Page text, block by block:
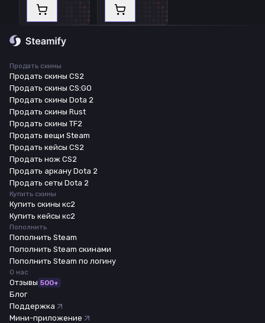
Продать скины
Продать скины CS2
Продать скины CS:GO
Продать скины Dota 2
Продать скины Rust
Продать скины TF2
Продать вещи Steam
Продать кейсы CS2
Продать нож CS2
Продать аркану Dota 2
Продать сеты Dota 2
Купить скины
Купить скины кс2
Купить кейсы кс2
Пополнить
Пополнить Steam
Пополнить Steam скинами
Пополнить Steam по логину
О нас
Отзывы 500+
Блог
Поддержка
Мини-приложение